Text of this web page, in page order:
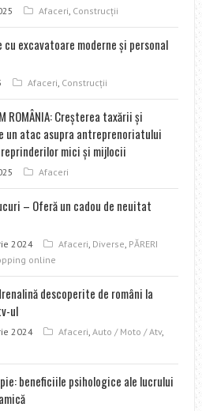
Afaceri, Construcţii
cu excavatoare moderne şi personal
Afaceri, Construcţii
ROMÂNIA: Creșterea taxării și
un atac asupra antreprenoriatului
mici și mijlocii
Afaceri
– Oferă un cadou de neuitat
2024 Afaceri, Diverse, PĂRERI
online
descoperite de români la
ul
2024 Afaceri, Auto / Moto / Atv,
beneficiile psihologice ale lucrului